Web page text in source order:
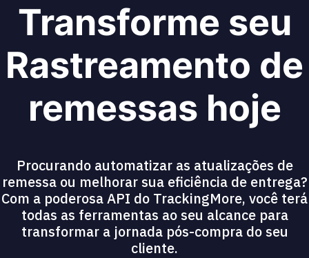
Transforme seu
Rastreamento de
remessas hoje
Procurando automatizar as atualizações de
remessa ou melhorar sua eficiência de entrega?
Com a poderosa API do TrackingMore, você terá
todas as ferramentas ao seu alcance para
transformar a jornada pós-compra do seu
cliente.